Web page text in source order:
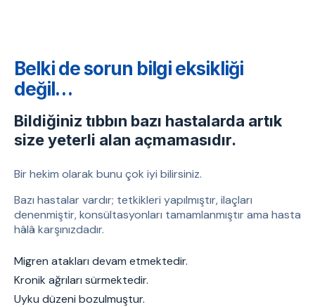
Belki de sorun bilgi eksikliği
değil…
Bildiğiniz tıbbın bazı hastalarda artık
size yeterli alan açmamasıdır.
Bir hekim olarak bunu çok iyi bilirsiniz.
Bazı hastalar vardır; tetkikleri yapılmıştır, ilaçları
denenmiştir, konsültasyonları tamamlanmıştır ama hasta
hâlâ karşınızdadır.
Migren atakları devam etmektedir.
Kronik ağrıları sürmektedir.
Uyku düzeni bozulmuştur.